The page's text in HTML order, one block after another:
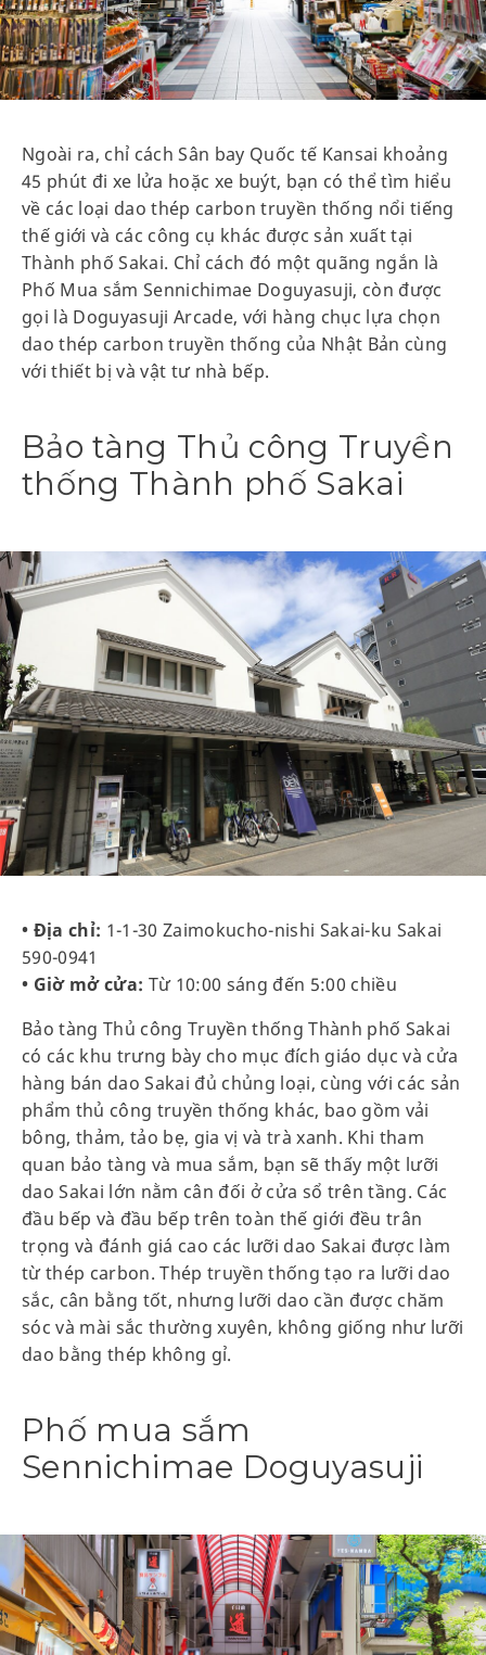
Ngoài ra, chỉ cách Sân bay Quốc tế Kansai khoảng
45 phút đi xe lửa hoặc xe buýt, bạn có thể tìm hiểu
về các loại dao thép carbon truyền thống nổi tiếng
thế giới và các công cụ khác được sản xuất tại
Thành phố Sakai. Chỉ cách đó một quãng ngắn là
Phố Mua sắm Sennichimae Doguyasuji, còn được
gọi là Doguyasuji Arcade, với hàng chục lựa chọn
dao thép carbon truyền thống của Nhật Bản cùng
với thiết bị và vật tư nhà bếp.
Bảo tàng Thủ công Truyền
thống Thành phố Sakai
• Địa chỉ: 1-1-30 Zaimokucho-nishi Sakai-ku Sakai
590-0941
• Giờ mở cửa: Từ 10:00 sáng đến 5:00 chiều
Bảo tàng Thủ công Truyền thống Thành phố Sakai
có các khu trưng bày cho mục đích giáo dục và cửa
hàng bán dao Sakai đủ chủng loại, cùng với các sản
phẩm thủ công truyền thống khác, bao gồm vải
bông, thảm, tảo bẹ, gia vị và trà xanh. Khi tham
quan bảo tàng và mua sắm, bạn sẽ thấy một lưỡi
dao Sakai lớn nằm cân đối ở cửa sổ trên tầng. Các
đầu bếp và đầu bếp trên toàn thế giới đều trân
trọng và đánh giá cao các lưỡi dao Sakai được làm
từ thép carbon. Thép truyền thống tạo ra lưỡi dao
sắc, cân bằng tốt, nhưng lưỡi dao cần được chăm
sóc và mài sắc thường xuyên, không giống như lưỡi
dao bằng thép không gỉ.
Phố mua sắm
Sennichimae Doguyasuji